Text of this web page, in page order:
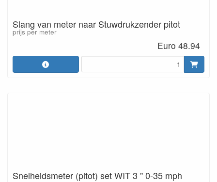
Slang van meter naar Stuwdrukzender pitot
prijs per meter
Euro 48.94
Snelheidsmeter (pitot) set WIT 3 " 0-35 mph